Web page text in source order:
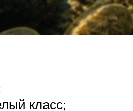
класс;